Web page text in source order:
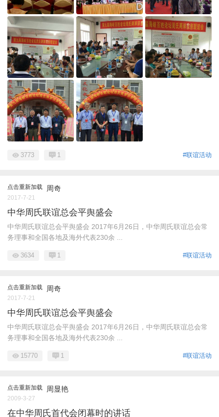
#联谊活动
3773 1
点击重新加载 周奇
2017-7-21
中华周氏联谊总会平舆盛会
中华周氏联谊总会平舆盛会 2017年6月26日，中华周氏联谊总会常
务理事和全国各地及海外代表230余 ...
#联谊活动
3634 1
点击重新加载 周奇
2017-7-21
中华周氏联谊总会平舆盛会
中华周氏联谊总会平舆盛会 2017年6月26日，中华周氏联谊总会常
务理事和全国各地及海外代表230余 ...
#联谊活动
15770 1
点击重新加载 周显艳
2009-3-27
在中华周氏首代会闭幕时的讲话